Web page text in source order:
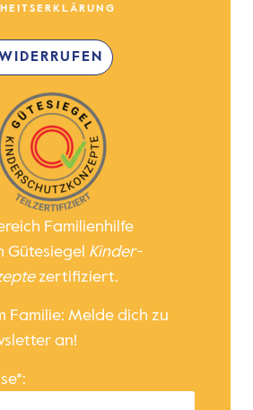
Familienhilfe
Gütesiegel Kinder­
zertifiziert.
Familie: Melde dich zu
an!